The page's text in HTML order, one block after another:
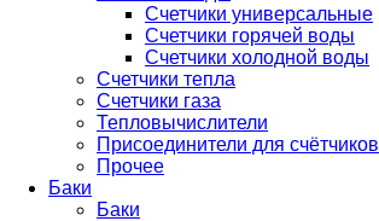
Счетчики универсальные
Счетчики горячей воды
Счетчики холодной воды
Счетчики тепла
Счетчики газа
Тепловычислители
Присоединители для счётчиков
Прочее
Баки
Баки